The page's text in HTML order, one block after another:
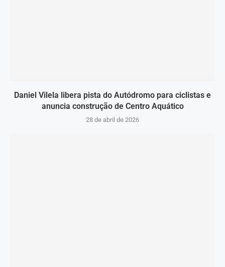
Daniel Vilela libera pista do Autódromo para ciclistas e
anuncia construção de Centro Aquático
28 de abril de 2026